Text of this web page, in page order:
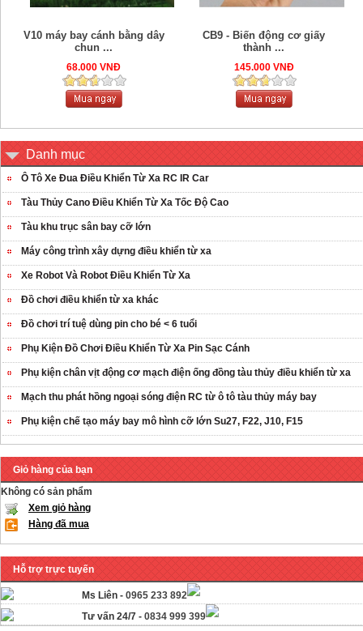
V10 máy bay cánh bằng dây
chun ...
68.000 VNĐ
CB9 - Biến động cơ giấy
thành ...
145.000 VNĐ
Danh mục
Ô Tô Xe Đua Điều Khiển Từ Xa RC IR Car
Tàu Thủy Cano Điều Khiển Từ Xa Tốc Độ Cao
Tàu khu trục sân bay cỡ lớn
Máy công trình xây dựng điều khiển từ xa
Xe Robot Và Robot Điều Khiển Từ Xa
Đồ chơi điều khiển từ xa khác
Đồ chơi trí tuệ dùng pin cho bé < 6 tuổi
Phụ Kiện Đồ Chơi Điều Khiển Từ Xa Pin Sạc Cánh
Phụ kiện chân vịt động cơ mạch điện ống đồng tàu thủy điều khiển từ xa
Mạch thu phát hồng ngoại sóng điện RC từ ô tô tàu thủy máy bay
Phụ kiện chế tạo máy bay mô hình cỡ lớn Su27, F22, J10, F15
Giỏ hàng của bạn
Không có sản phẩm
Xem giỏ hàng
Hàng đã mua
Hỗ trợ trực tuyến
Ms Liên - 0965 233 892
Tư vấn 24/7 - 0834 999 399